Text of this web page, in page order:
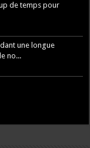
de temps pour
une longue
no...